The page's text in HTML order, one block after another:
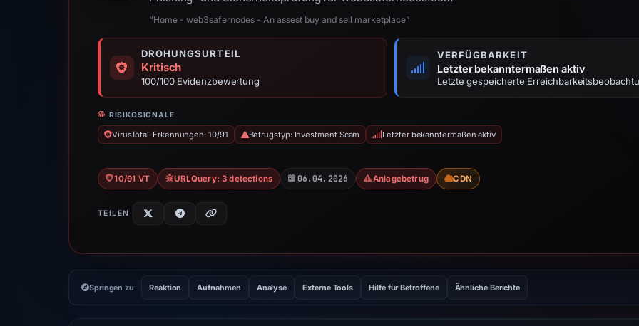
“Home - web3safernodes - An assest buy and sell marketplace”
DROHUNGSURTEIL
Kritisch
100/100 Evidenzbewertung
VERFÜGBARKEIT
Letzter bekanntermaßen aktiv
Letzte gespeicherte
RISIKOSIGNALE
VirusTotal-Erkennungen: 10/91 Betrugstyp: Investment Scam Letzter bekanntermaßen aktiv
10/91 VT URLQuery: 3 detections 06.04.2026 Anlagebetrug CDN
TEILEN
Springen zu Reaktion Aufnahmen Analyse Externe Tools Hilfe für Betroffene Ähnliche Berichte